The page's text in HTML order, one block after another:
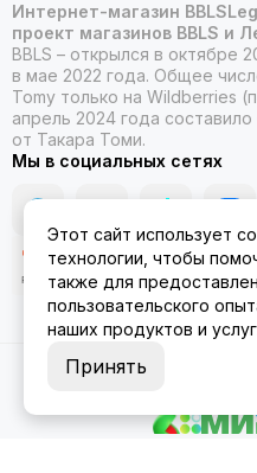
Интернет-магазин
проект магазинов BBLS и
BBLS – открылся в октябре
в мае 2022 года. Общее
Tomy только на Wildberries
апрель 2024 года
от Такара Томи.
Мы в социальных сетях
2026 ©
Этот сайт использует
технологии, чтобы
также для
пользовательского
наших продуктов и
Принять